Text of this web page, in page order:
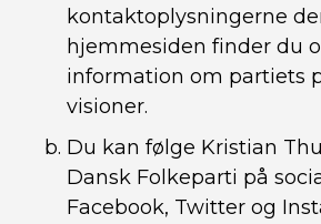
kontaktoplysningerne
hjemmesiden finder du
information om partiets
visioner.
Du kan følge Kristian
Dansk Folkeparti på
Facebook, Twitter og